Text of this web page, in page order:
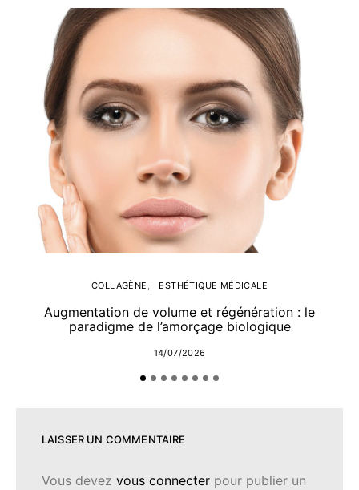
COLLAGÈNE ESTHÉTIQUE MÉDICALE
Augmentation de volume et régénération : le
paradigme de l’amorçage biologique
14/07/2026
LAISSER UN COMMENTAIRE
Vous devez vous connecter pour publier un